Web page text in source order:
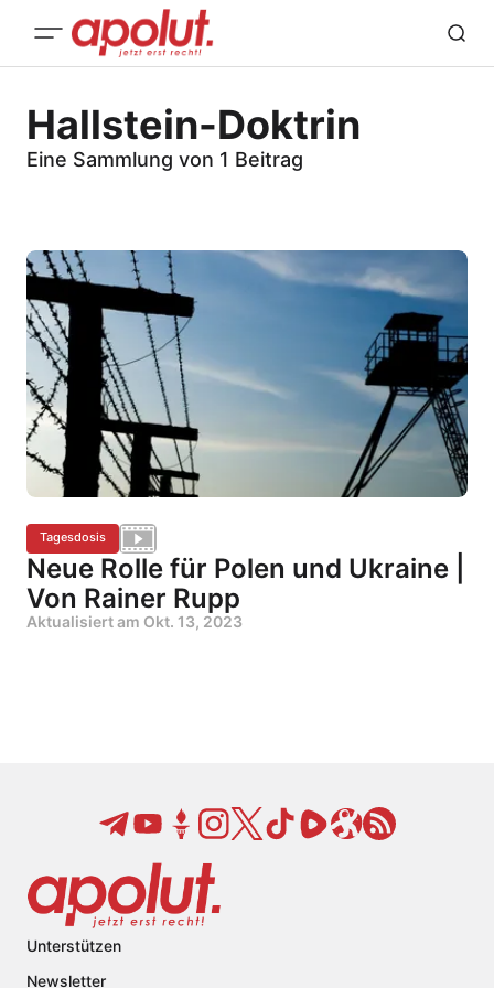
Hallstein-Doktrin
Eine Sammlung von 1 Beitrag
Tagesdosis
Neue Rolle für Polen und Ukraine |
Von Rainer Rupp
Aktualisiert am Okt. 13, 2023
Unterstützen
Newsletter